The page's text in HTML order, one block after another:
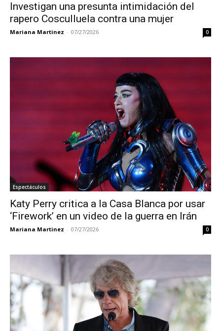
Investigan una presunta intimidación del
rapero Cosculluela contra una mujer
Mariana Martinez - 07/27/2026 0
Espectáculos
Katy Perry critica a la Casa Blanca por usar
‘Firework’ en un video de la guerra en Irán
Mariana Martinez - 07/27/2026 0